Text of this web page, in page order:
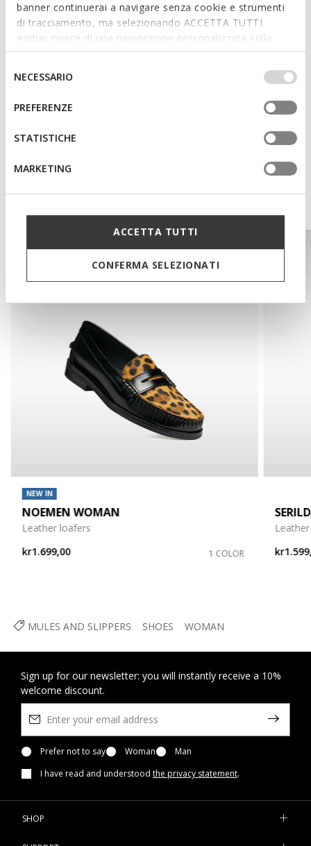
banner continuerai a navigare senza cookie e strumenti
di tracciamento, ma selezionando ACCETTA TUTTI
godrai invece di una navigazione personalizzata sulla
base dei tuoi gusti ed interessi. Selezionando
IMPOSTAZIONI potrai anche scegliere quali cookies ed
altri strumenti di tracciamento autorizzare. Per maggiori
informazioni o per modificare in qualsiasi momento le
tue impostazioni, visita la nostra
consenso
NECESSARIO
PREFERENZE
STATISTICHE
MARKETING
ACCETTA TUTTI
CONFERMA SELEZIONATI
Thickness of sole: 2,5 cm / 1"
Slip-on design allows you to slide the foot in swiftly
MULES AND SLIPPERS SHOES WOMAN
You may also like
NEW IN
NOEMEN WOMAN
Leather loafers
kr1.699,00
1 COLOR
Sign up for our newsletter: you will instantly receive a 10%
welcome discount.
Prefer not to say Woman
Man
I have read and understood the privacy statement.
SHOP